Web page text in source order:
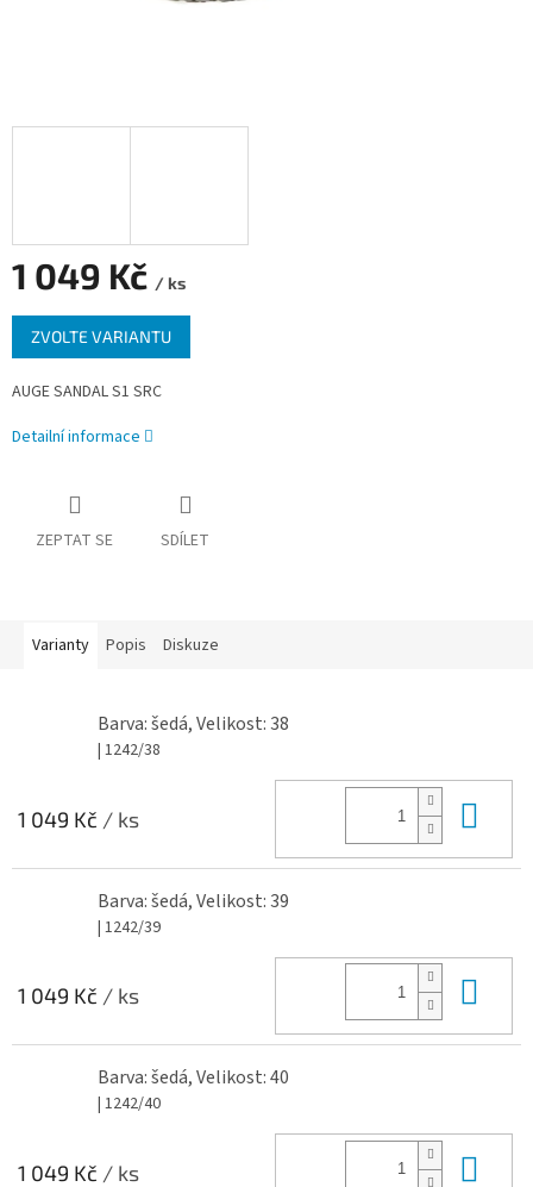
1 049 Kč / ks
Měrná
cena:
ZVOLTE VARIANTU
AUGE SANDAL S1 SRC
Detailní informace
ZEPTAT SE SDÍLET
Varianty Popis Diskuze
Barva: šedá, Velikost: 38
| 1242/38
1 049 Kč / ks
Barva: šedá, Velikost: 39
| 1242/39
1 049 Kč / ks
Barva: šedá, Velikost: 40
| 1242/40
1 049 Kč / ks